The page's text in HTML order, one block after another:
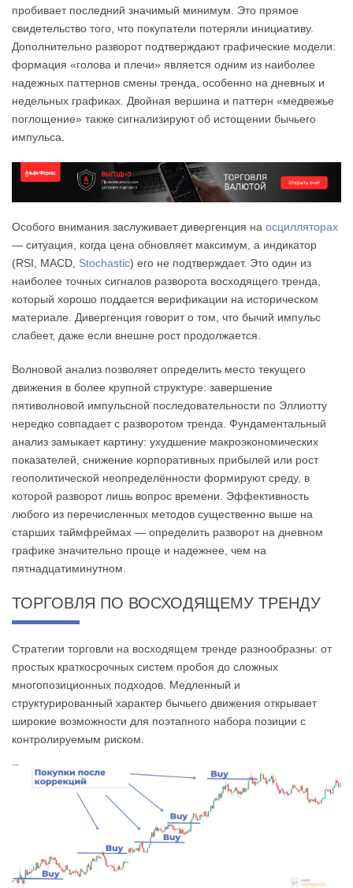
пробивает последний значимый минимум. Это прямое
свидетельство того, что покупатели потеряли инициативу.
Дополнительно разворот подтверждают графические модели:
формация «голова и плечи» является одним из наиболее
надежных паттернов смены тренда, особенно на дневных и
недельных графиках. Двойная вершина и паттерн «медвежье
поглощение» также сигнализируют об истощении бычьего
импульса.
Особого внимания заслуживает дивергенция на осцилляторах
— ситуация, когда цена обновляет максимум, а индикатор
(RSI, MACD, Stochastic) его не подтверждает. Это один из
наиболее точных сигналов разворота восходящего тренда,
который хорошо поддается верификации на историческом
материале. Дивергенция говорит о том, что бычий импульс
слабеет, даже если внешне рост продолжается.
Волновой анализ позволяет определить место текущего
движения в более крупной структуре: завершение
пятиволновой импульсной последовательности по Эллиотту
нередко совпадает с разворотом тренда. Фундаментальный
анализ замыкает картину: ухудшение макроэкономических
показателей, снижение корпоративных прибылей или рост
геополитической неопределённости формируют среду, в
которой разворот лишь вопрос времени. Эффективность
любого из перечисленных методов существенно выше на
старших таймфреймах — определить разворот на дневном
графике значительно проще и надежнее, чем на
пятнадцатиминутном.
ТОРГОВЛЯ ПО ВОСХОДЯЩЕМУ ТРЕНДУ
Стратегии торговли на восходящем тренде разнообразны: от
простых краткосрочных систем пробоя до сложных
многопозиционных подходов. Медленный и
структурированный характер бычьего движения открывает
широкие возможности для поэтапного набора позиции с
контролируемым риском.